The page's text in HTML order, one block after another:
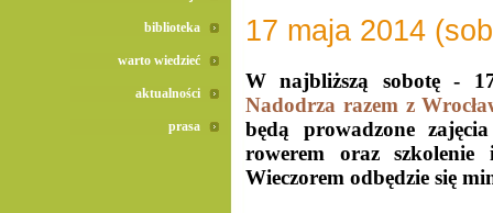
17 maja 2014
W najbliższą sobotę -
Nadodrza razem z
będą prowadzone
rowerem oraz
Wieczorem odbędzie się
biblioteka
warto wiedzieć
aktualności
prasa